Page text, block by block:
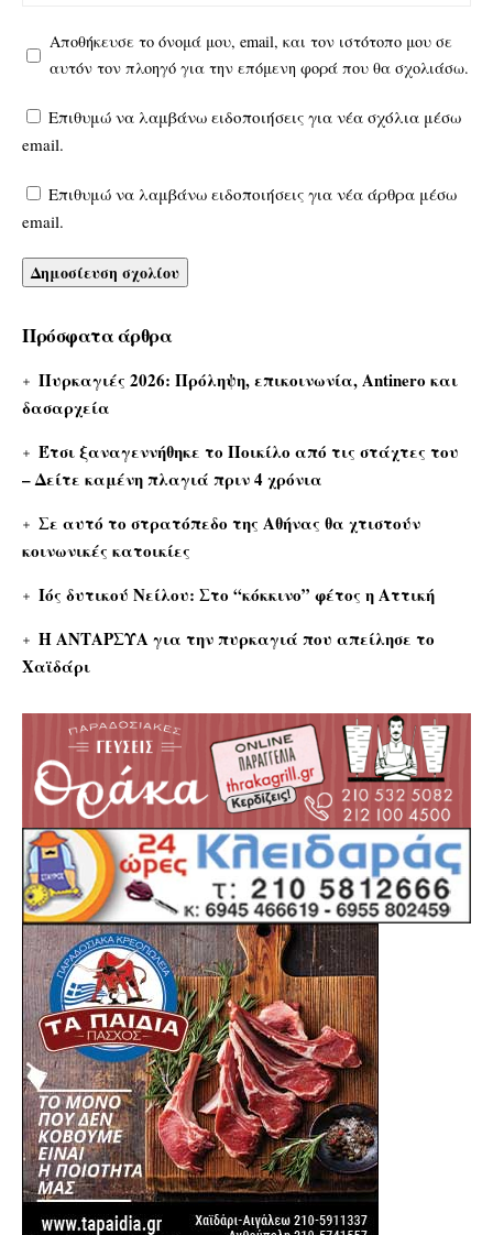
Αποθήκευσε το όνομά μου, email, και τον ιστότοπο μου σε
αυτόν τον πλοηγό για την επόμενη φορά που θα σχολιάσω.
Επιθυμώ να λαμβάνω ειδοποιήσεις για νέα σχόλια μέσω
email.
Επιθυμώ να λαμβάνω ειδοποιήσεις για νέα άρθρα μέσω
email.
Πρόσφατα άρθρα
Πυρκαγιές 2026: Πρόληψη, επικοινωνία, Antinero και
δασαρχεία
Έτσι ξαναγεννήθηκε το Ποικίλο από τις στάχτες του
– Δείτε καμένη πλαγιά πριν 4 χρόνια
Σε αυτό το στρατόπεδο της Αθήνας θα χτιστούν
κοινωνικές κατοικίες
Ιός δυτικού Νείλου: Στο “κόκκινο” φέτος η Αττική
Η ΑΝΤΑΡΣΥΑ για την πυρκαγιά που απείλησε το
Χαϊδάρι